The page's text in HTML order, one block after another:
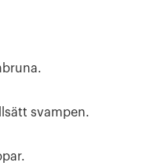
svampen.